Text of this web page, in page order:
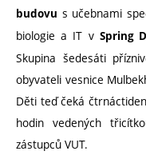
budovu s učebnami
biologie a IT v Spring
Skupina šedesáti
obyvateli vesnice
Děti teď čeká
hodin vedených
zástupců VUT.